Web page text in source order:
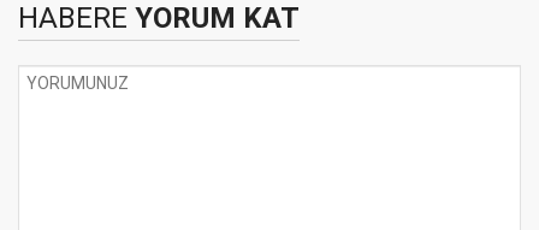
HABERE YORUM KAT